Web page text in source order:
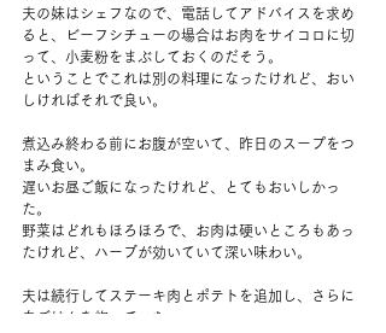
夫の妹はシェフなので、電話してアドバイスを求め
ると、ビーフシチューの場合はお肉をサイコロに切
って、小麦粉をまぶしておくのだそう。
ということでこれは別の料理になったけれど、おい
しければそれで良い。
煮込み終わる前にお腹が空いて、昨日のスープをつ
まみ食い。
遅いお昼ご飯になったけれど、とてもおいしかっ
た。
野菜はどれもほろほろで、お肉は硬いところもあっ
たけれど、ハーブが効いていて深い味わい。
夫は続行してステーキ肉とポテトを追加し、さらに
白ごはんを炊いていた。